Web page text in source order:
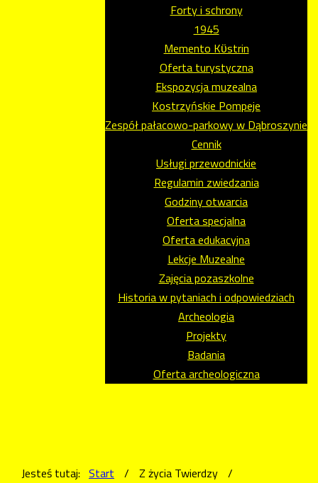
Forty i schrony
1945
Memento Kϋstrin
Oferta turystyczna
Ekspozycja muzealna
Kostrzyńskie Pompeje
Zespół pałacowo-parkowy w Dąbroszynie
Cennik
Usługi przewodnickie
Regulamin zwiedzania
Godziny otwarcia
Oferta specjalna
Oferta edukacyjna
Lekcje Muzealne
Zajęcia pozaszkolne
Historia w pytaniach i odpowiedziach
Archeologia
Projekty
Badania
Oferta archeologiczna
Jesteś tutaj: Start / Z życia Twierdzy /